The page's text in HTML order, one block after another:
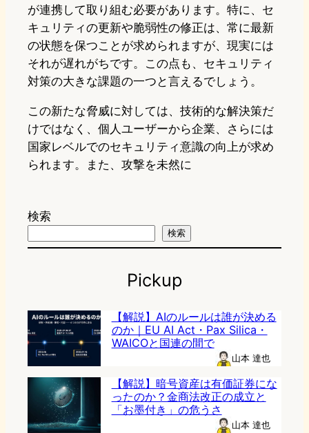
が連携して取り組む必要があります。特に、セ
キュリティの更新や脆弱性の修正は、常に最新
の状態を保つことが求められますが、現実には
それが遅れがちです。この点も、セキュリティ
対策の大きな課題の一つと言えるでしょう。
この新たな脅威に対しては、技術的な解決策だ
けではなく、個人ユーザーから企業、さらには
国家レベルでのセキュリティ意識の向上が求め
られます。また、攻撃を未然に
検索
検索
Pickup
【解説】AIのルールは誰が決める
のか｜EU AI Act・Pax Silica・
WAICOと国連の間で
山本 達也
【解説】暗号資産は有価証券にな
ったのか？金商法改正の成立と
「お墨付き」の危うさ
山本 達也